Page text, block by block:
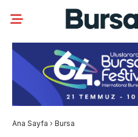
Ana Sayfa › Bursa